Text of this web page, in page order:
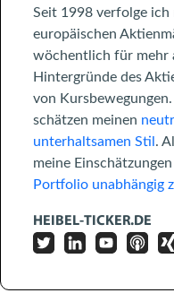
Seit 1998 verfolge ich
europäischen
wöchentlich für mehr
Hintergründe des
von Kursbewegungen.
schätzen meinen
unterhaltsamen Stil .
meine
Portfolio unabhängig
HEIBEL-TICKER.DE